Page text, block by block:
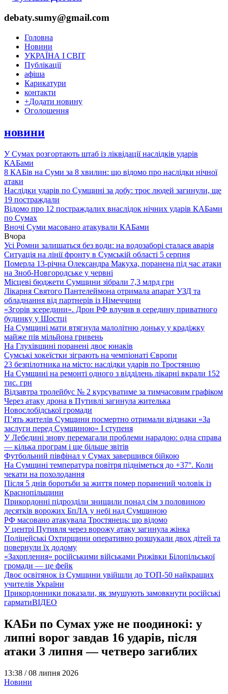
debaty.sumy@gmail.com
Головна
Новини
УКРАЇНА І СВІТ
Публікації
афіша
Карикатури
контакти
+Додати новину
Оголошення
новини
У Сумах розгортають штаб із ліквідації наслідків ударів
КАБами
8 КАБів на Суми за 8 хвилин: що відомо про наслідки нічної
атаки
Наслідки ударів по Сумщині за добу: троє людей загинули, ще
19 постраждали
Відомо про 12 постраждалих внаслідок нічних ударів КАБами
по Сумах
Вночі Суми масовано атакували КАБами
Вчора
Усі Ромни залишаться без води: на водозаборі сталася аварія
Ситуація на лінії фронту в Сумській області 5 серпня
Померла 13-річна Олександра Макуха, поранена під час атаки
на Зноб-Новгородське у червні
Місцеві бюджети Сумщини зібрали 7,3 млрд грн
Лікарня Святого Пантелеймона отримала апарат УЗД та
обладнання від партнерів із Німеччини
«Згорів зсередини». Дрон РФ влучив в середину приватного
будинку у Шостці
На Сумщині мати втягнула малолітню доньку у крадіжку
майже пів мільйона гривень
На Глухівщині поранені двоє юнаків
Сумські хокеїстки зіграють на чемпіонаті Європи
23 безпілотника на місто: наслідки ударів по Тростянцю
На Сумщині на ремонті одного з відділень лікарні вкрали 152
тис. грн
Відзавтра тролейбус № 2 курсуватиме за тимчасовим графіком
Через атаку дрона в Путивлі загинула жителька
Новослобідської громади
П’ять жителів Сумщини посмертно отримали відзнаки «За
заслуги перед Сумщиною» І ступеня
У Лебедині знову перемагали проблеми нарадою: одна справа
— кілька програм і ще більше звітів
Футбольний півфінал у Сумах завершився бійкою
На Сумщині температура повітря підніметься до +37°. Коли
чекати на похолодання
Після 5 днів боротьби за життя помер поранений чоловік із
Краснопільщини
Прикордонні підрозділи знищили понад сім з половиною
десятків ворожих БпЛА у небі над Сумщиною
РФ масовано атакувала Тростянець: що відомо
У центрі Путивля через ворожу атаку загинула жінка
Поліцейські Охтирщини оперативно розшукали двох дітей та
повернули їх додому
«Захоплення» російськими військами Рижівки Білопільської
громади — це фейк
Двоє освітянок із Сумщини увійшли до ТОП-50 найкращих
учителів України
Прикордонники показали, як змушують замовкнути російські
гарматиВІДЕО
КАБи по Сумах уже не поодинокі: у
липні ворог завдав 16 ударів, після
атаки 3 липня — четверо загиблих
13:38 /08 липня 2026
Новини